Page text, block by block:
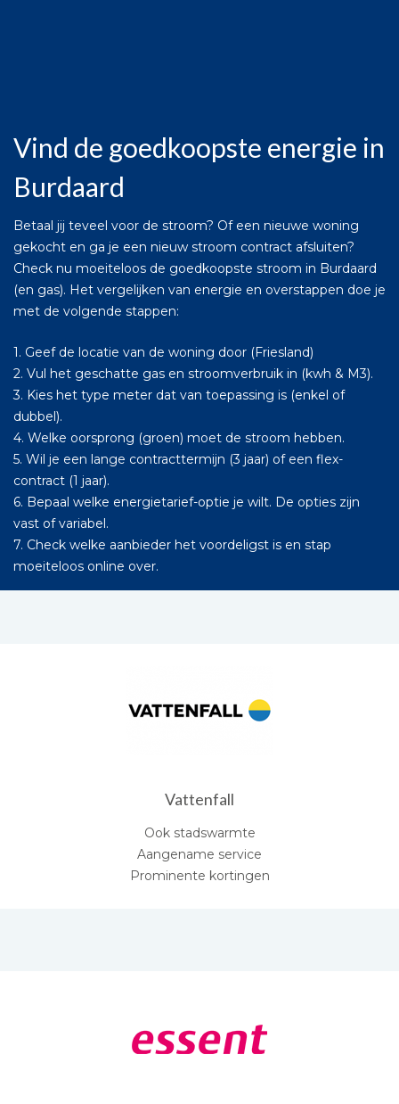
Vind de goedkoopste energie in
Burdaard
Betaal jij teveel voor de stroom? Of een nieuwe woning
gekocht en ga je een nieuw stroom contract afsluiten?
Check nu moeiteloos de goedkoopste stroom in Burdaard
(en gas). Het vergelijken van energie en overstappen doe je
met de volgende stappen:
1. Geef de locatie van de woning door (Friesland)
2. Vul het geschatte gas en stroomverbruik in (kwh & M3).
3. Kies het type meter dat van toepassing is (enkel of
dubbel).
4. Welke oorsprong (groen) moet de stroom hebben.
5. Wil je een lange contracttermijn (3 jaar) of een flex-
contract (1 jaar).
6. Bepaal welke energietarief-optie je wilt. De opties zijn
vast of variabel.
7. Check welke aanbieder het voordeligst is en stap
moeiteloos online over.
Vattenfall
Ook stadswarmte
Aangename service
Prominente kortingen